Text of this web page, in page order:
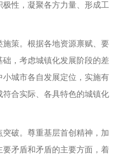
性，凝聚各方力量、形成工
策。根据各地资源禀赋、要
，考虑城镇化发展阶段的差
城市各自发展定位，实施有
合实际、各具特色的城镇化
破。尊重基层首创精神，加
矛盾和矛盾的主要方面，着